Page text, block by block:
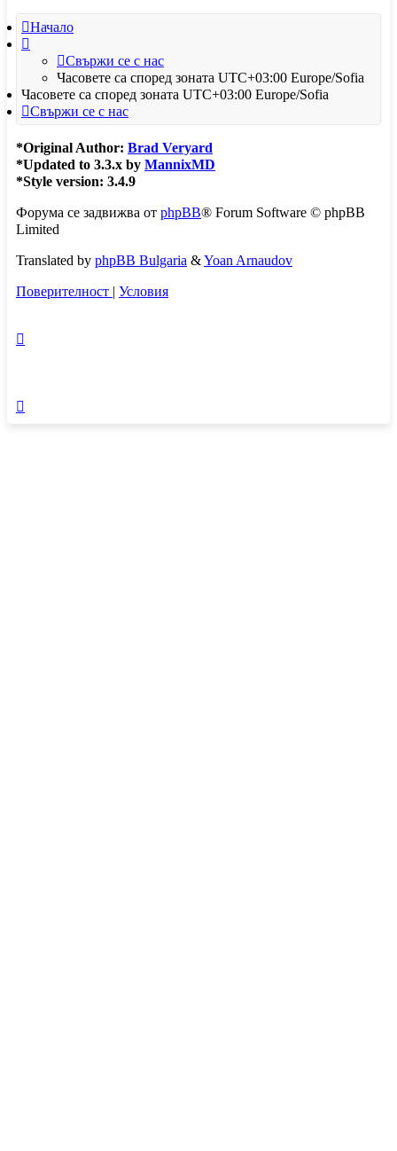
Начало
Свържи се с нас
Часовете са според зоната UTC+03:00 Europe/Sofia
Часовете са според зоната UTC+03:00 Europe/Sofia
Свържи се с нас
*Original Author: Brad Veryard
*Updated to 3.3.x by MannixMD
*Style version: 3.4.9
Форума се задвижва от phpBB® Forum Software © phpBB
Limited
Translated by phpBB Bulgaria &Yoan Arnaudov
Поверителност | Условия